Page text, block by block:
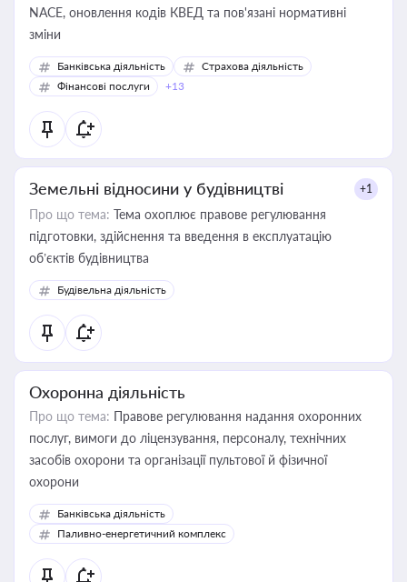
NACE, оновлення кодів КВЕД та пов'язані нормативні
зміни
Банківська діяльність
Страхова діяльність
Фінансові послуги
+13
Земельні відносини у будівництві +1
Про що тема: Тема охоплює правове регулювання
підготовки, здійснення та введення в експлуатацію
об’єктів будівництва
Будівельна діяльність
Охоронна діяльність
Про що тема: Правове регулювання надання охоронних
послуг, вимоги до ліцензування, персоналу, технічних
засобів охорони та організації пультової й фізичної
охорони
Банківська діяльність
Паливно-енергетичний комплекс